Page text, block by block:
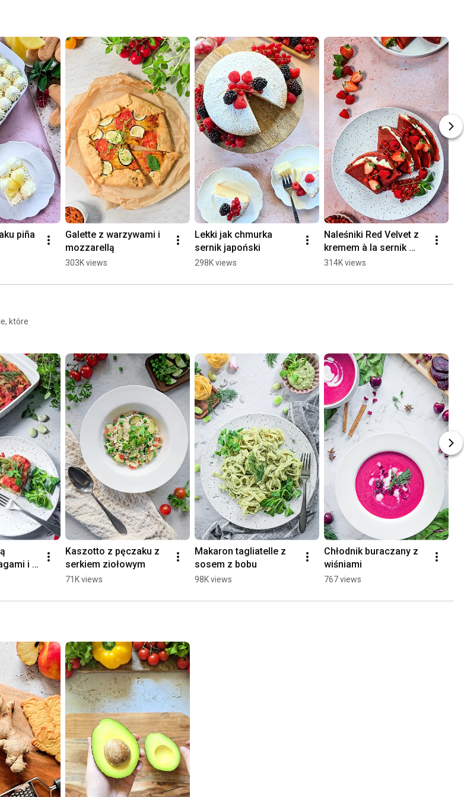
piña
Galette z warzywami i
mozzarellą
303K views
Lekki jak chmurka
sernik japoński
298K views
Naleśniki Red Velvet z
kremem à la sernik
nowojorski
314K views
które
i
Kaszotto z pęczaku z
serkiem ziołowym
71K views
Makaron tagliatelle z
sosem z bobu
98K views
Chłodnik buraczany z
wiśniami
767 views